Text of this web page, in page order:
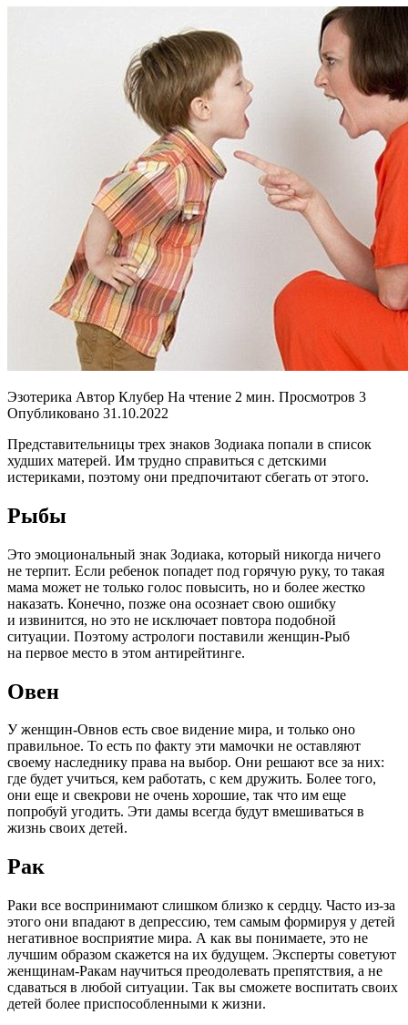
Эзотерика Автор Клубер На чтение 2 мин. Просмотров 3
Опубликовано 31.10.2022
Представительницы трех знаков Зодиака попали в список
худших матерей. Им трудно справиться с детскими
истериками, поэтому они предпочитают сбегать от этого.
Рыбы
Это эмоциональный знак Зодиака, который никогда ничего
не терпит. Если ребенок попадет под горячую руку, то такая
мама может не только голос повысить, но и более жестко
наказать. Конечно, позже она осознает свою ошибку
и извинится, но это не исключает повтора подобной
ситуации. Поэтому астрологи поставили женщин-Рыб
на первое место в этом антирейтинге.
Овен
У женщин-Овнов есть свое видение мира, и только оно
правильное. То есть по факту эти мамочки не оставляют
своему наследнику права на выбор. Они решают все за них:
где будет учиться, кем работать, с кем дружить. Более того,
они еще и свекрови не очень хорошие, так что им еще
попробуй угодить. Эти дамы всегда будут вмешиваться в
жизнь своих детей.
Рак
Раки все воспринимают слишком близко к сердцу. Часто из-за
этого они впадают в депрессию, тем самым формируя у детей
негативное восприятие мира. А как вы понимаете, это не
лучшим образом скажется на их будущем. Эксперты советуют
женщинам-Ракам научиться преодолевать препятствия, а не
сдаваться в любой ситуации. Так вы сможете воспитать своих
детей более приспособленными к жизни.